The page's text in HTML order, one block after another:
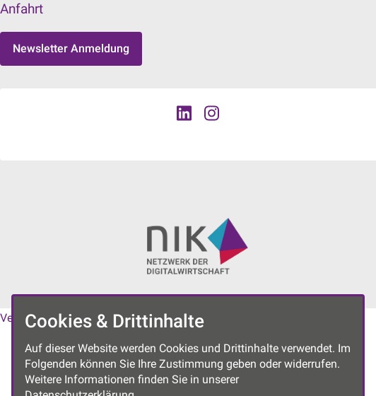
Anfahrt
Newsletter Anmeldung
Vereinssatzung|Datenschutzerklärung|
Cookies & Drittinhalte
Auf dieser Website werden Cookies und Drittinhalte verwendet. Im
Folgenden können Sie Ihre Zustimmung geben oder widerrufen.
Weitere Informationen finden Sie in unserer